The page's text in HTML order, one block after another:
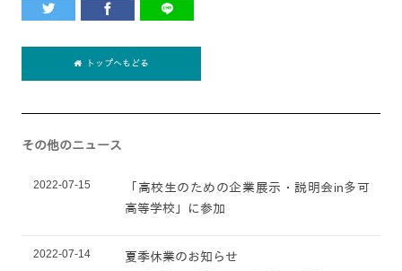
トップへもどる
その他のニュース
2022-07-15
「高校生のための企業展示・説明会in多可
高等学校」に参加
2022-07-14 夏季休業のお知らせ